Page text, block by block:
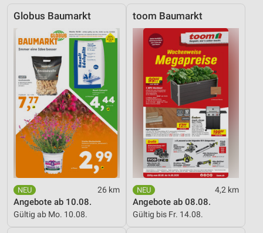
Globus Baumarkt
26 km
Angebote ab 10.08.
Gültig ab Mo. 10.08.
toom Baumarkt
4,2 km
Angebote ab 08.08.
Gültig bis Fr. 14.08.
Performance
Funktional
Werbung